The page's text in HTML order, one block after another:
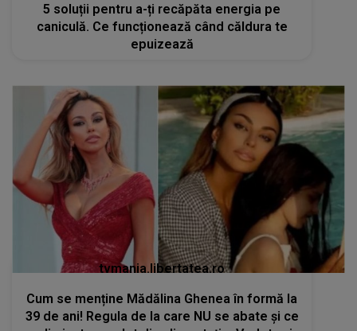
5 soluții pentru a-ți recăpăta energia pe
caniculă. Ce funcționează când căldura te
epuizează
tvmania.libertatea.ro
Cum se menține Mădălina Ghenea în formă la
39 de ani! Regula de la care NU se abate și ce